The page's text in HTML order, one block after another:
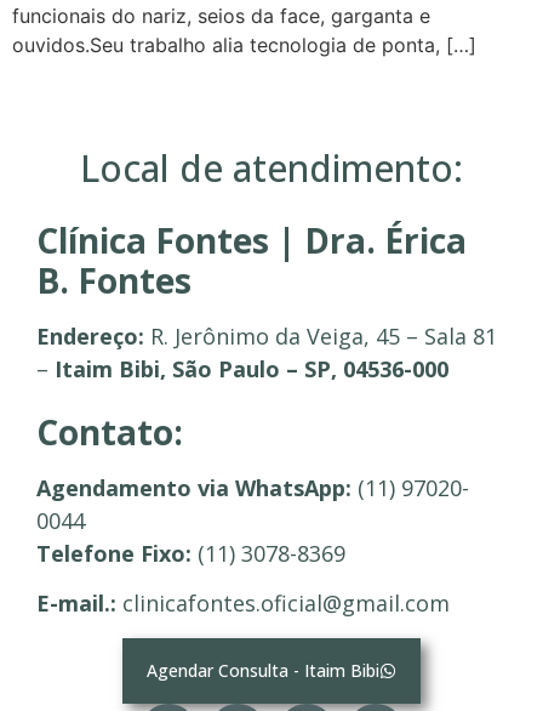
funcionais do nariz, seios da face, garganta e
ouvidos.Seu trabalho alia tecnologia de ponta, […]
Local de atendimento:
Clínica Fontes | Dra. Érica
B. Fontes
Endereço: R. Jerônimo da Veiga, 45 – Sala 81
– Itaim Bibi, São Paulo – SP, 04536-000
Contato:
Agendamento via WhatsApp: (11) 97020-
0044
Telefone Fixo: (11) 3078-8369
E-mail.: clinicafontes.oficial@gmail.com
Agendar Consulta - Itaim Bibi